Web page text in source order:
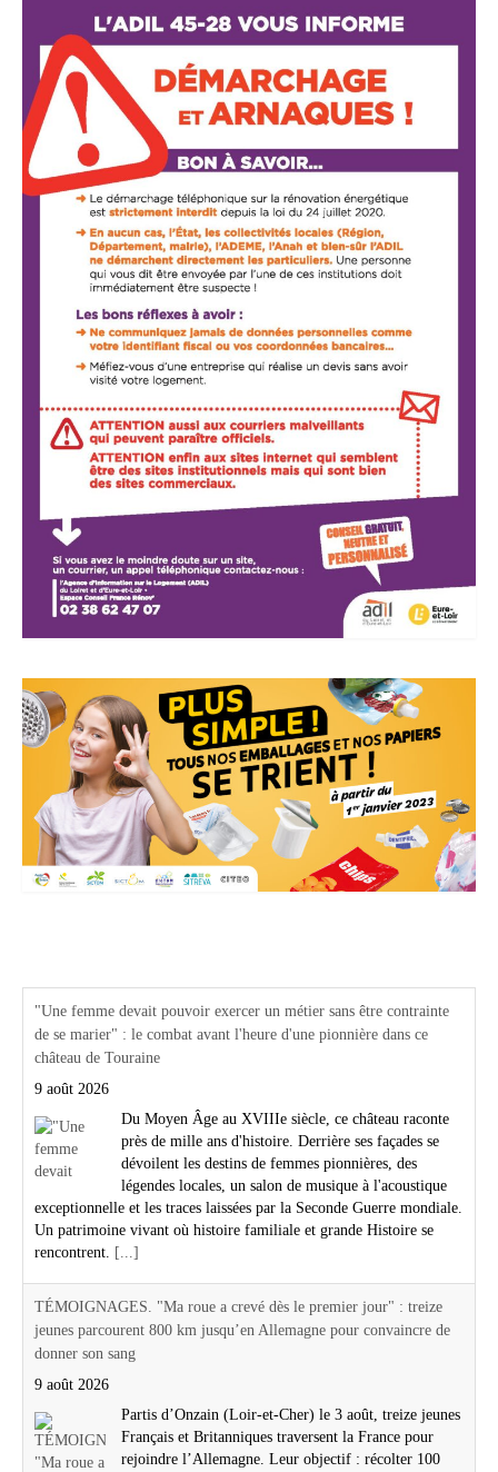
"Une femme devait pouvoir exercer un métier sans être contrainte
de se marier" : le combat avant l'heure d'une pionnière dans ce
château de Touraine
9 août 2026
Du Moyen Âge au XVIIIe siècle, ce château raconte
près de mille ans d'histoire. Derrière ses façades se
dévoilent les destins de femmes pionnières, des
légendes locales, un salon de musique à l'acoustique
exceptionnelle et les traces laissées par la Seconde Guerre mondiale.
Un patrimoine vivant où histoire familiale et grande Histoire se
rencontrent. [...]
TÉMOIGNAGES. "Ma roue a crevé dès le premier jour" : treize
jeunes parcourent 800 km jusqu’en Allemagne pour convaincre de
donner son sang
9 août 2026
Partis d’Onzain (Loir-et-Cher) le 3 août, treize jeunes
Français et Britanniques traversent la France pour
rejoindre l’Allemagne. Leur objectif : récolter 100